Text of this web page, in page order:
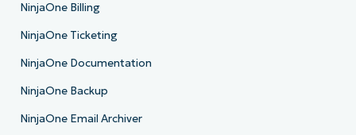
NinjaOne Billing
NinjaOne Ticketing
NinjaOne Documentation
NinjaOne Backup
NinjaOne Email Archiver